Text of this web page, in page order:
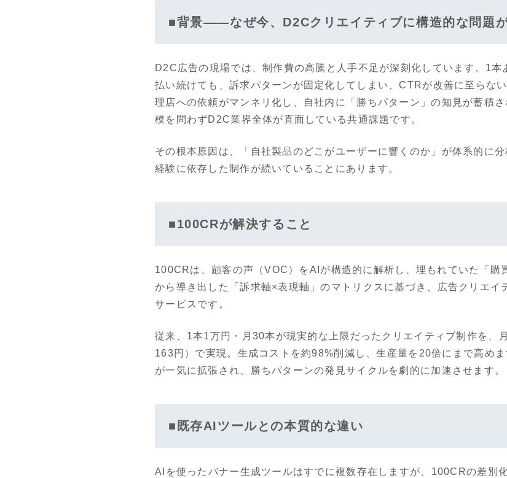
■背景——なぜ今、D2Cクリエイティブに構造的な問題
D2C広告の現場では、制作費の高騰と人手不足が深刻化しています。1本
払い続けても、訴求パターンが固定化してしまい、CTRが改善に至らな
理店への依頼がマンネリ化し、自社内に「勝ちパターン」の知見が蓄積
模を問わずD2C業界全体が直面している共通課題です。
その根本原因は、「自社製品のどこがユーザーに響くのか」が体系的に
経験に依存した制作が続いていることにあります。
■100CRが解決すること
100CRは、顧客の声（VOC）をAIが構造的に解析し、埋もれていた「購
から導き出した「訴求軸×表現軸」のマトリクスに基づき、広告クリエイ
サービスです。
従来、1本1万円・月30本が現実的な上限だったクリエイティブ制作を、
163円）で実現。生成コストを約98%削減し、生産量を20倍にまで高め
が一気に拡張され、勝ちパターンの発見サイクルを劇的に加速させます。
■既存AIツールとの本質的な違い
AIを使ったバナー生成ツールはすでに複数存在しますが、100CRの差別